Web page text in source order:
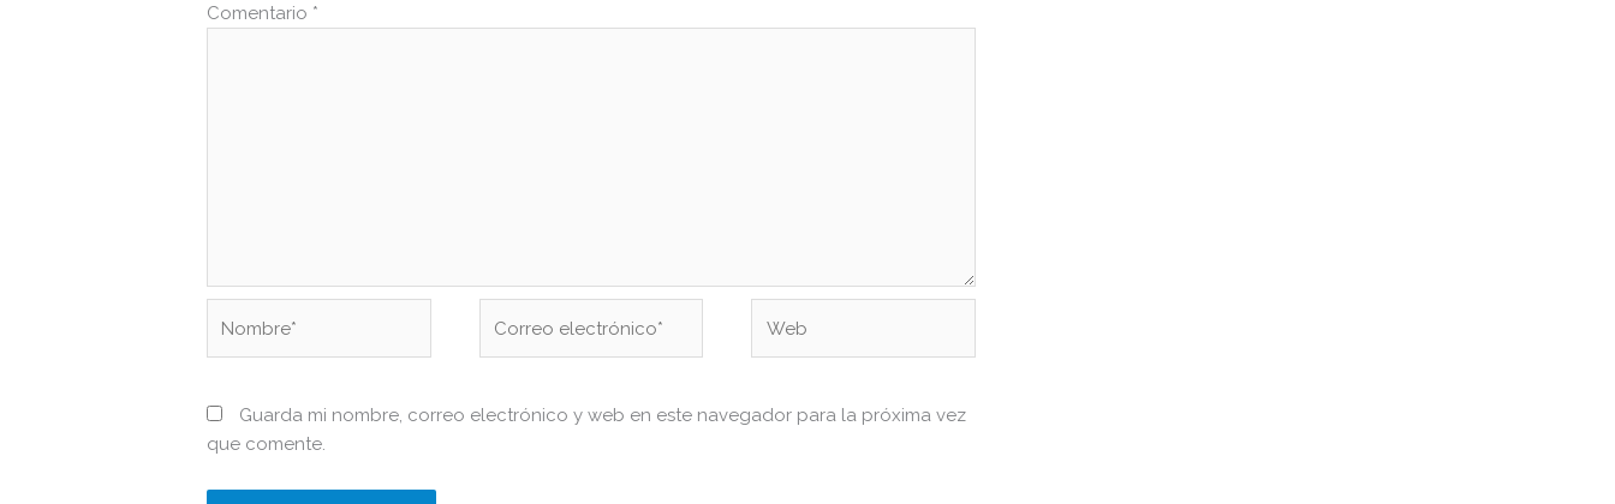
Comentario *
electrónico*
Guarda mi nombre, correo electrónico y web en este navegador para la próxima vez
que comente.